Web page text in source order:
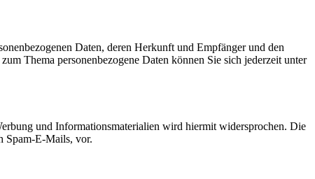
Daten, deren Herkunft und Empfänger und den
Thema personenbezogene Daten können Sie sich jederzeit unter
und Informationsmaterialien wird hiermit widersprochen. Die
Spam-E-Mails, vor.